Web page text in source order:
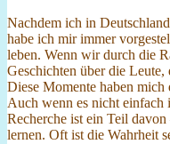
Nachdem ich in
habe ich mir immer
leben. Wenn wir durch die
Geschichten über die Leute,
Diese Momente haben
Auch wenn es nicht einfach
Recherche ist ein Teil
lernen. Oft ist die Wahrheit